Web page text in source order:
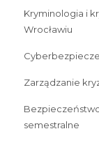
Kryminologia i
Wrocławiu
Zarządzanie
semestralne